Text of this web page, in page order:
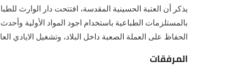
بالمستلزمات الطباعية باستخدام اجود المواد الأولية
الحفاظ على العملة الصعبة داخل البلاد، وتشغيل الايادي
المرفقات